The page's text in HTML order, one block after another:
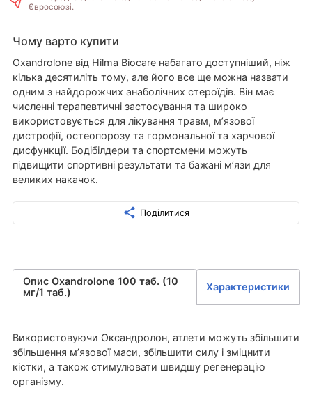
Євросоюзі.
Чому варто купити
Oxandrolone від Hilma Biocare набагато доступніший, ніж
кілька десятиліть тому, але його все ще можна назвати
одним з найдорожчих анаболічних стероїдів. Він має
численні терапевтичні застосування та широко
використовується для лікування травм, м’язової
дистрофії, остеопорозу та гормональної та харчової
дисфункції. Бодібілдери та спортсмени можуть
підвищити спортивні результати та бажані м’язи для
великих накачок.
Поділитися
Опис Oxandrolone 100 таб. (10
мг/1 таб.)
Характеристики
Використовуючи Оксандролон, атлети можуть збільшити
збільшення м’язової маси, збільшити силу і зміцнити
кістки, а також стимулювати швидшу регенерацію
організму.